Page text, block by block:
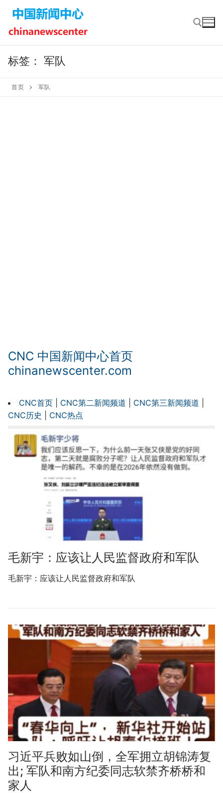
content
标签： 军队
首页 军队
CNC 中国新闻中心首页
chinanewscenter.com
CNC首页 CNC第二新闻频道 CNC第三新闻频道
CNC历史
CNC热点
毛新宇：应该让人民监督政府和军队
毛新宇：应该让人民监督政府和军队
习近平兵败如山倒，全军拥立胡锦涛复
出; 军队和南方纪委同志软禁齐桥桥和
家人